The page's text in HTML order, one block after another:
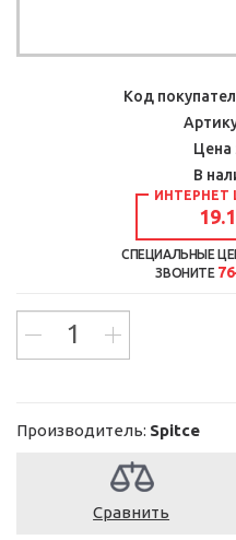
Код
Цена
В
ИНТЕРНЕТ
СПЕЦИАЛЬНЫЕ
ЗВОНИТЕ
Производитель: Spitce
Сравнить